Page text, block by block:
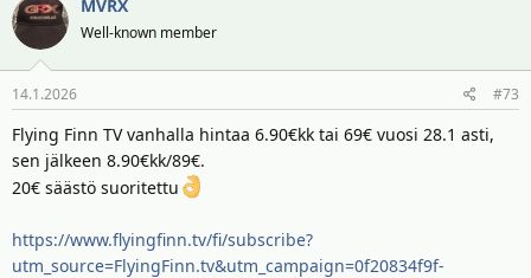
MVRX
Well-known member
14.1.2026 #73
Flying Finn TV vanhalla hintaa 6.90€kk tai 69€ vuosi 28.1 asti,
sen jälkeen 8.90€kk/89€.
20€ säästö suoritettu
https://www.flyingfinn.tv/fi/subscribe?
utm_source=FlyingFinn.tv&utm_campaign=0f20834f9f-